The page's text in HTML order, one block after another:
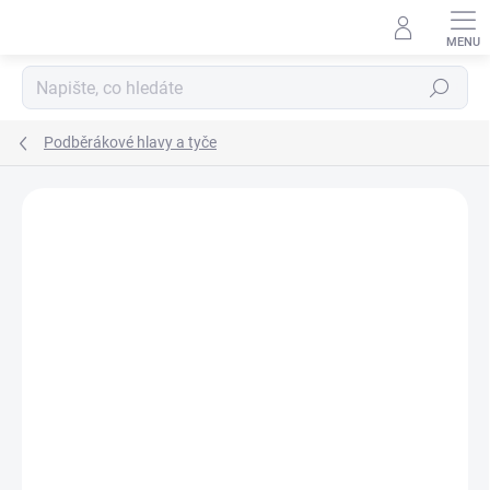
Hledat
Podběrákové hlavy a tyče